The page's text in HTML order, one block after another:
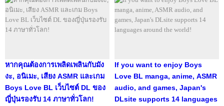
หากคุณต้องการเพลิดเพลินกับมัง
งะ, อนิเมะ, เสียง ASMR และเกม
Boys Love BL เว็บไซต์ DL ของ
ญี่ปุ่นรองรับ 14 ภาษาทั่วโลก!
If you want to enjoy Boys
Love BL manga, anime, ASMR
audio, and games, Japan's
DLsite supports 14 languages